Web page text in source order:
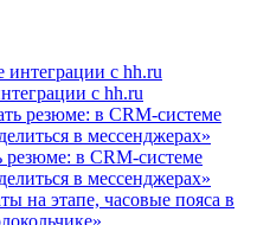
с hh.ru
резюме: в CRM-системе
в мессенджерах»